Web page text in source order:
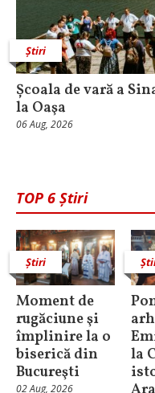
Știri
Școala de vară a
la Oaşa
06 Aug, 2026
TOP 6 Știri
Știri
Moment de
rugăciune şi
împlinire la o
biserică din
Bucureşti
02 Aug, 2026
la